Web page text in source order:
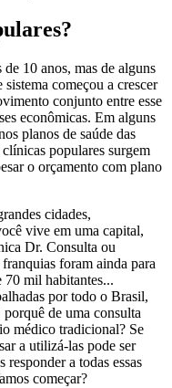
10 anos, mas de alguns
sistema começou a crescer
conjunto entre esse
econômicas. Em alguns
planos de saúde das
populares surgem
o orçamento com plano
cidades,
vive em uma capital,
Dr. Consulta ou
foram ainda para
70 mil habitantes...
por todo o Brasil,
de uma consulta
médico tradicional? Se
a utilizá-las pode ser
a todas essas
começar?